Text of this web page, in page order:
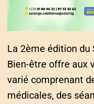
La 2ème édition du
Bien-être offre aux
varié comprenant
médicales, des